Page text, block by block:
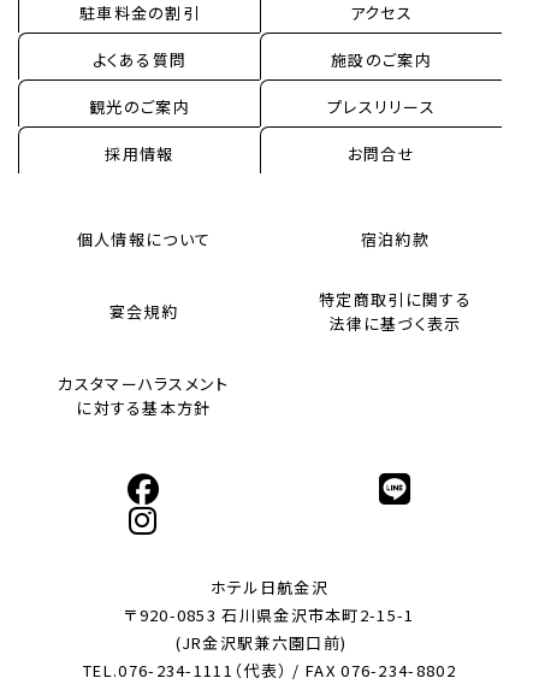
駐車料金の割引 アクセス
よくある質問 施設のご案内
観光のご案内 プレスリリース
採用情報 お問合せ
個人情報について 宿泊約款
宴会規約
特定商取引に関する
法律に基づく表示
カスタマーハラスメント
に対する基本方針
ホテル日航金沢
〒920-0853 石川県金沢市本町2-15-1
(JR金沢駅兼六園口前)
TEL.076-234-1111（代表） / FAX 076-234-8802